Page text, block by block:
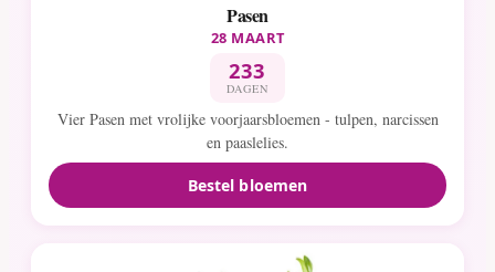
Pasen
28 MAART
233
DAGEN
Vier Pasen met vrolijke voorjaarsbloemen - tulpen, narcissen
en paaslelies.
Bestel bloemen